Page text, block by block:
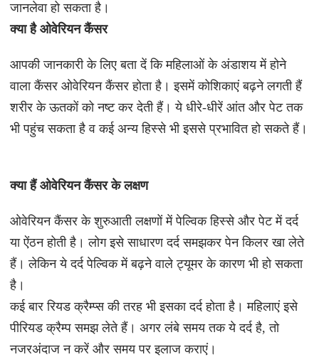
जानलेवा हो सकता है।
क्या है ओवेरियन कैंसर
आपकी जानकारी के लिए बता दें कि महिलाओं के अंडाशय में होने
वाला कैंसर ओवेरियन कैंसर होता है। इसमें कोशिकाएं बढ़ने लगती हैं
शरीर के ऊतकों को नष्ट कर देती हैं। ये धीरे-धीरें आंत और पेट तक
भी पहुंच सकता है व कई अन्य हिस्से भी इससे प्रभावित हो सकते हैं।
क्या हैं ओवेरियन कैंसर के लक्षण
ओवेरियन कैंसर के शुरुआती लक्षणों में पेल्विक हिस्से और पेट में दर्द
या ऐंठन होती है। लोग इसे साधारण दर्द समझकर पेन किलर खा लेते
हैं। लेकिन ये दर्द पेल्विक में बढ़ने वाले ट्यूमर के कारण भी हो सकता
है।
कई बार रियड क्रैम्प्स की तरह भी इसका दर्द होता है। महिलाएं इसे
पीरियड क्रैम्प समझ लेते हैं। अगर लंबे समय तक ये दर्द है, तो
नजरअंदाज न करें और समय पर इलाज कराएं।